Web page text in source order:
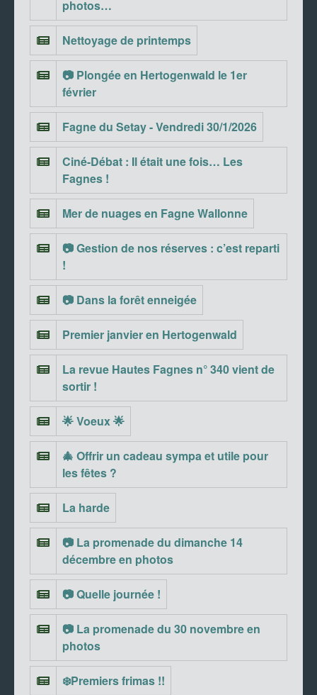
photos…
Nettoyage de printemps
📷 Plongée en Hertogenwald le 1er
février
Fagne du Setay - Vendredi 30/1/2026
Ciné-Débat : Il était une fois… Les
Fagnes !
Mer de nuages en Fagne Wallonne
📷 Gestion de nos réserves : c’est reparti
!
📷 Dans la forêt enneigée
Premier janvier en Hertogenwald
La revue Hautes Fagnes n° 340 vient de
sortir !
🌟 Voeux 🌟
🎄 Offrir un cadeau sympa et utile pour
les fêtes ?
La harde
📷 La promenade du dimanche 14
décembre en photos
📷 Quelle journée !
📷 La promenade du 30 novembre en
photos
❄️Premiers frimas !!